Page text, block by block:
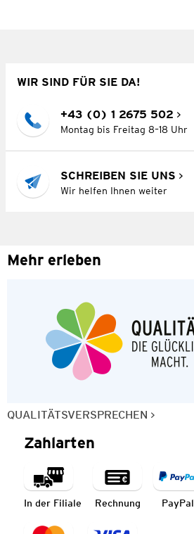
WIR SIND FÜR SIE DA!
+43 (0) 1 2675 502
Montag bis Freitag 8–18 Uhr
SCHREIBEN SIE UNS
Wir helfen Ihnen weiter
Mehr erleben
QUALITÄTSVERSPRECHEN
Zahlarten
In der Filiale Rechnung PayPal